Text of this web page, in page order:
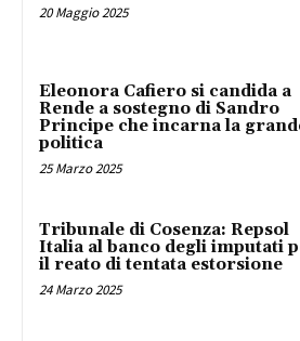
20 Maggio 2025
Eleonora Cafiero si candida a
Rende a sostegno di Sandro
Principe che incarna la
politica
25 Marzo 2025
Tribunale di Cosenza: Repsol
Italia al banco degli imputati
il reato di tentata estorsione
24 Marzo 2025